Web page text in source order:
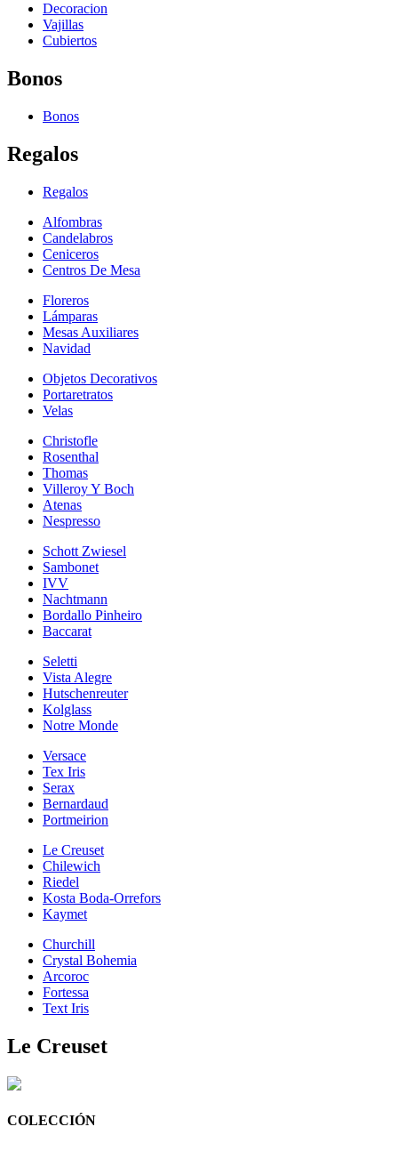
Decoracion
Vajillas
Cubiertos
Bonos
Bonos
Regalos
Regalos
Alfombras
Candelabros
Ceniceros
Centros De Mesa
Floreros
Lámparas
Mesas Auxiliares
Navidad
Objetos Decorativos
Portaretratos
Velas
Christofle
Rosenthal
Thomas
Villeroy Y Boch
Atenas
Nespresso
Schott Zwiesel
Sambonet
IVV
Nachtmann
Bordallo Pinheiro
Baccarat
Seletti
Vista Alegre
Hutschenreuter
Kolglass
Notre Monde
Versace
Tex Iris
Serax
Bernardaud
Portmeirion
Le Creuset
Chilewich
Riedel
Kosta Boda-Orrefors
Kaymet
Churchill
Crystal Bohemia
Arcoroc
Fortessa
Text Iris
Le Creuset
COLECCIÓN